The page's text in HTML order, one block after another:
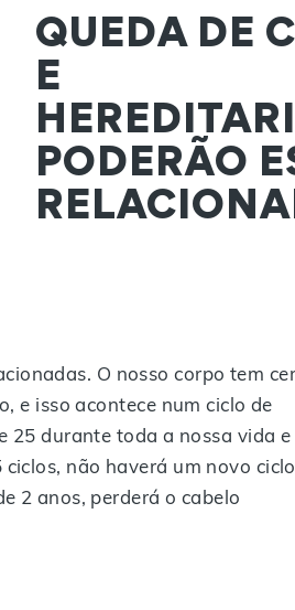
QUEDA DE
E
PODERÃO
O nosso corpo tem
e isso acontece num ciclo de
25 durante toda a nossa vida e
não haverá um novo
2 anos, perderá o cabelo